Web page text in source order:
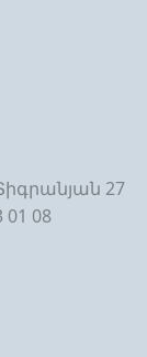
27
01 08